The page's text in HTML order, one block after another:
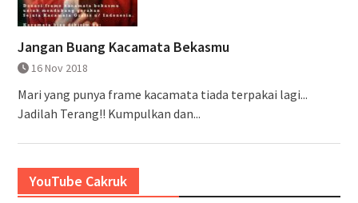
Jangan Buang Kacamata Bekasmu
16 Nov 2018
Mari yang punya frame kacamata tiada terpakai lagi...
Jadilah Terang!! Kumpulkan dan...
YouTube Cakruk